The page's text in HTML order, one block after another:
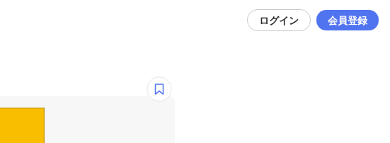
ログイン 会員登録